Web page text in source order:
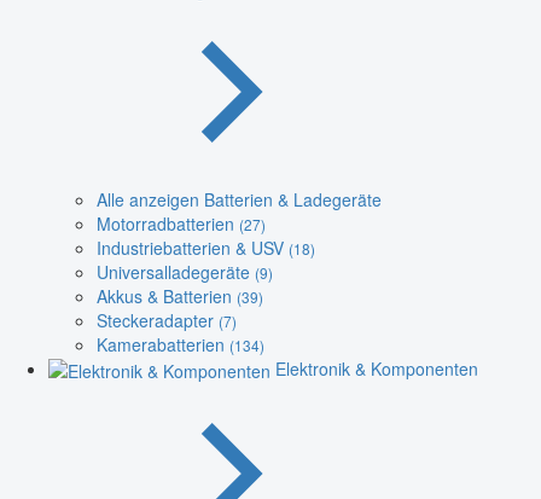
Alle anzeigen Batterien & Ladegeräte
Motorradbatterien (27)
Industriebatterien & USV (18)
Universalladegeräte (9)
Akkus & Batterien (39)
Steckeradapter (7)
Kamerabatterien (134)
Elektronik & Komponenten